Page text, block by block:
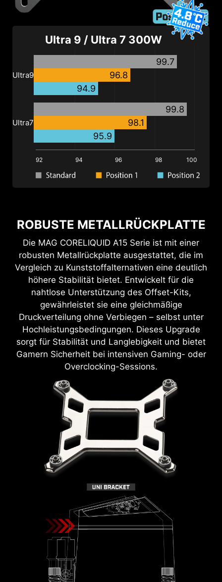
Ultra 9 / Ultra 7 300W
Ultra9
99.7
96.8
94.9
Ultra7
99.8
98.1
95.9
92 94 96 98 100
ROBUSTE METALLRÜCKPLATTE
Die MAG CORELIQUID A15 Serie ist mit einer
robusten Metallrückplatte ausgestattet, die im
Vergleich zu Kunststoffalternativen eine deutlich
höhere Stabilität bietet. Entwickelt für die
nahtlose Unterstützung des Offset-Kits,
gewährleistet sie eine gleichmäßige
Druckverteilung ohne Verbiegen – selbst unter
Hochleistungsbedingungen. Dieses Upgrade
sorgt für Stabilität und Langlebigkeit und bietet
Gamern Sicherheit bei intensiven Gaming- oder
Overclocking-Sessions.